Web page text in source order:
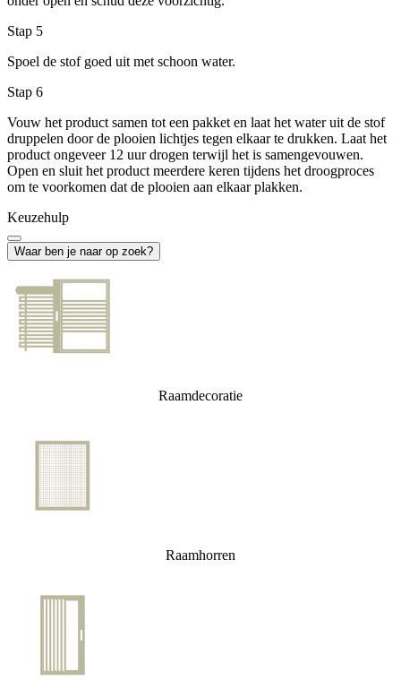
Stap 5
Spoel de stof goed uit met schoon water.
Stap 6
Vouw het product samen tot een pakket en laat het water uit de stof
druppelen door de plooien lichtjes tegen elkaar te drukken. Laat het
product ongeveer 12 uur drogen terwijl het is samengevouwen.
Open en sluit het product meerdere keren tijdens het droogproces
om te voorkomen dat de plooien aan elkaar plakken.
Keuzehulp
Waar ben je naar op zoek?
Raamdecoratie
Raamhorren